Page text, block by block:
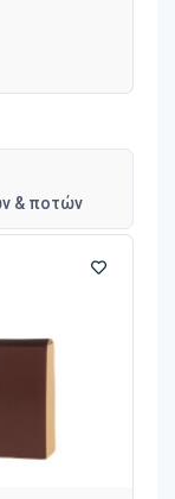
& ποτών